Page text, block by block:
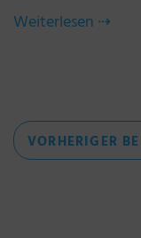
Weiterlesen ⇢
VORHERIGER